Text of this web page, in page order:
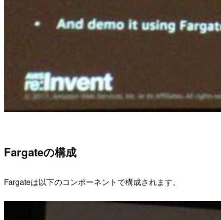
Fargateの構成
Fargateは以下のコンポーネントで構成されます。